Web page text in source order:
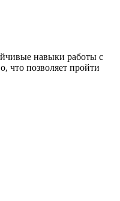
навыки работы с
что позволяет пройти